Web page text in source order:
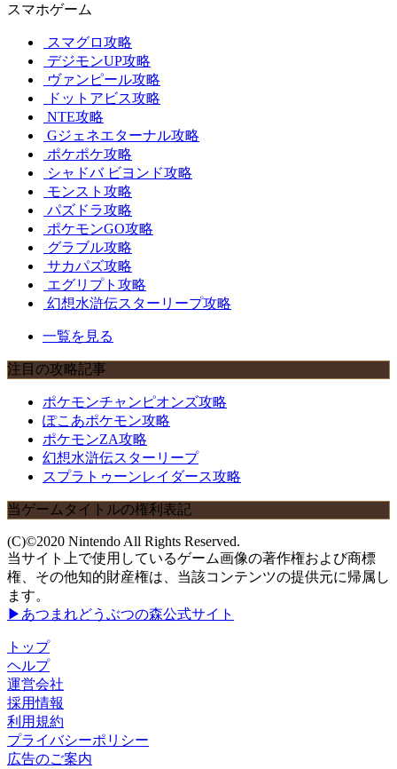
スマホゲーム
スマグロ攻略
デジモンUP攻略
ヴァンピール攻略
ドットアビス攻略
NTE攻略
Gジェネエターナル攻略
ポケポケ攻略
シャドバ ビヨンド攻略
モンスト攻略
パズドラ攻略
ポケモンGO攻略
グラブル攻略
サカパズ攻略
エグリプト攻略
幻想水滸伝スターリープ攻略
一覧を見る
注目の攻略記事
ポケモンチャンピオンズ攻略
ぽこあポケモン攻略
ポケモンZA攻略
幻想水滸伝スターリープ
スプラトゥーンレイダース攻略
当ゲームタイトルの権利表記
(C)©2020 Nintendo All Rights Reserved.
当サイト上で使用しているゲーム画像の著作権および商標
権、その他知的財産権は、当該コンテンツの提供元に帰属し
ます。
▶あつまれどうぶつの森公式サイト
トップ
ヘルプ
運営会社
採用情報
利用規約
プライバシーポリシー
広告のご案内